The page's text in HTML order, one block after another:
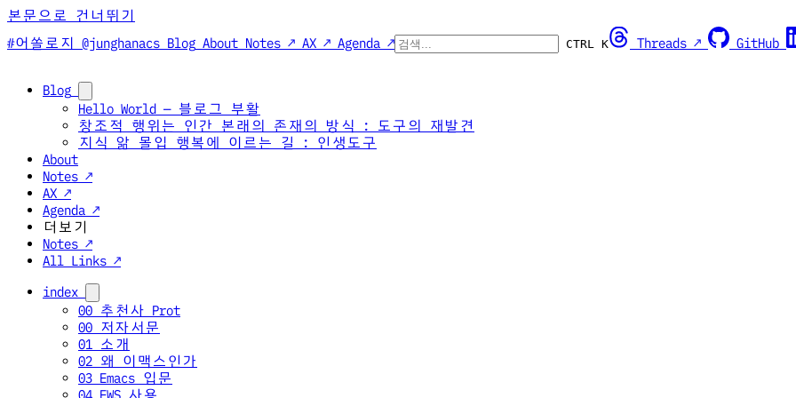
본문으로 건너뛰기
#어쏠로지 @junghanacs Blog About Notes ↗ AX ↗ Agenda ↗ CTRL K Threads ↗ GitHub
Blog
Hello World — 블로그 부활
창조적 행위는 인간 본래의 존재의 방식 : 도구의 재발견
지식 앎 몰입 행복에 이르는 길 : 인생도구
About
Notes ↗
AX ↗
Agenda ↗
더보기
Notes ↗
All Links ↗
index
00 추천사 Prot
00 저자서문
01 소개
02 왜 이맥스인가
03 Emacs 입문